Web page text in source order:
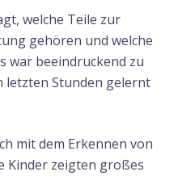
welche Teile zur
gehören und welche
war beeindruckend zu
letzten Stunden gelernt
mit dem Erkennen von
Kinder zeigten großes